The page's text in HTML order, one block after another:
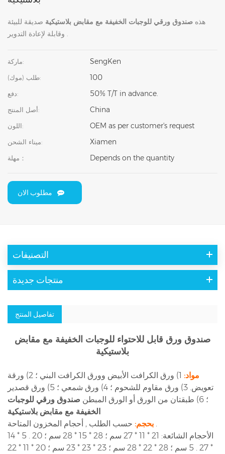
هذه صندوق ورقي للوجبات الخفيفة مع مقابض بلاستيكية صديقة للبيئة
وقابلة لإعادة التدوير .
ماركة: SengKen
طلب (موك): 100
دفع: 50% T/T in advance.
أصل المنتج: China
اللون: OEM as per customer's request
ميناء الشحن: Xiamen
مهلة： Depends on the quantity
مطلوب الان
التصنيفات
منتجات جديدة
تفاصيل المنتج
صندوق ورق قابل للاحتواء للوجبات الخفيفة مع مقابض
بلاستيكية
مواد:
1) ورق الكرافت الأبيض وورق الكرافت البني ؛ 2) ورقة
تعويض. 3) ورق مقاوم للشحوم ؛ 4) ورق شمعي ؛ 5) ورق قصدير
؛ 6) طبقتان من الورق أو الورق المبطن
صندوق ورقي للوجبات
الخفيفة مع مقابض بلاستيكية
بحجم: حسب الطلب , أحجام المخزون المتاحة .
الأحجام الشائعة: 21 * 11 * 27 سم ؛ 28 * 15 * 28 سم ؛ 20 . 5 * 14
* 27 . 5 سم ؛ 28 * 22 * 28 سم ؛ 23 * 23 * 23 سم ؛ 20 * 11 * 22